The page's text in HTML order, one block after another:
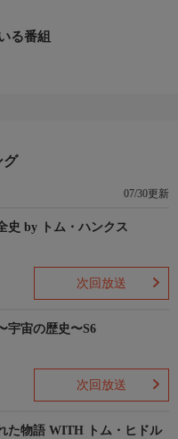
る番組
グ
07/30更新
史 by トム・ハンクス
次回放送
宇宙の歴史〜S6
次回放送
た物語 WITH トム・ヒドル